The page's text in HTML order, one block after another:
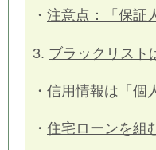
・ 注意点：「保証
3. ブラックリスト
・ 信用情報は「個
・ 住宅ローンを組